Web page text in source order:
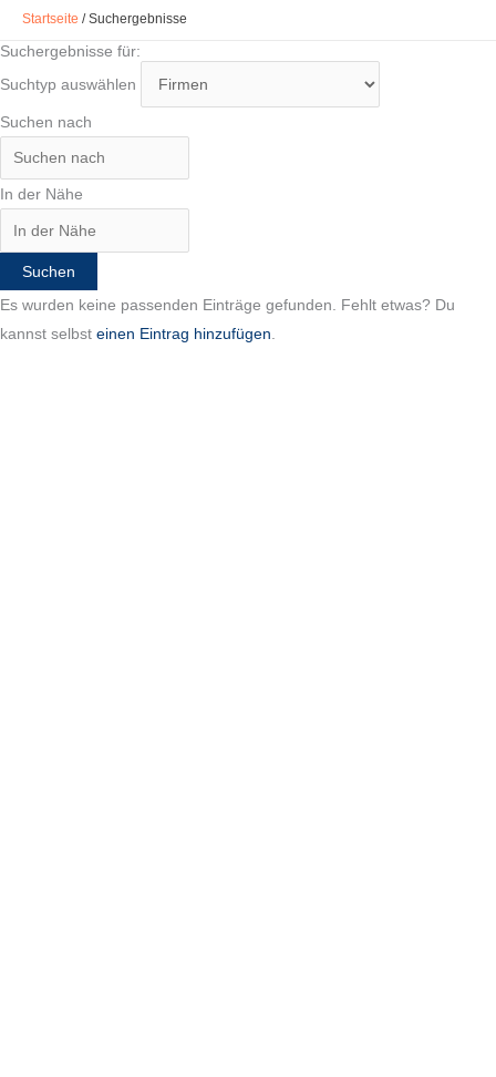
Startseite /Suchergebnisse
Suchergebnisse für:
Suchtyp auswählen
Suchen nach
In der Nähe
Suchen
Es wurden keine passenden Einträge gefunden. Fehlt etwas? Du
kannst selbst einen Eintrag hinzufügen